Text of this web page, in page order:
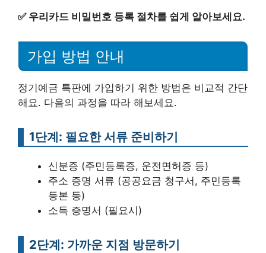
✅ 우리카드 비밀번호 등록 절차를 쉽게 알아보세요.
가입 방법 안내
정기예금 특판에 가입하기 위한 방법은 비교적 간단
해요. 다음의 과정을 따라 해보세요.
1단계: 필요한 서류 준비하기
신분증 (주민등록증, 운전면허증 등)
주소 증명 서류 (공공요금 청구서, 주민등록
등본 등)
소득 증명서 (필요시)
2단계: 가까운 지점 방문하기